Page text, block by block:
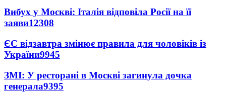
Вибух у Москві: Італія відповіла Росії на її
заяви12308
ЄС відзавтра змінює правила для чоловіків із
України9945
ЗМІ: У ресторані в Москві загинула дочка
генерала9395